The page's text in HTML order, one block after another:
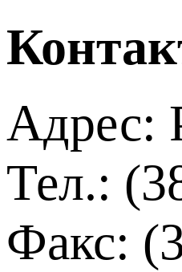
Адрес:
Тел.:
Факс: